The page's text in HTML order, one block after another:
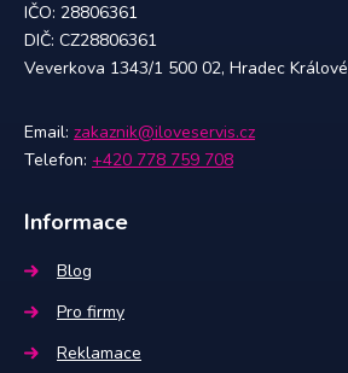
IČO: 28806361
DIČ: CZ28806361
Veverkova 1343/1 500 02, Hradec Králové
Email: zakaznik@iloveservis.cz
Telefon: +420 778 759 708
Informace
Blog
Pro firmy
Reklamace